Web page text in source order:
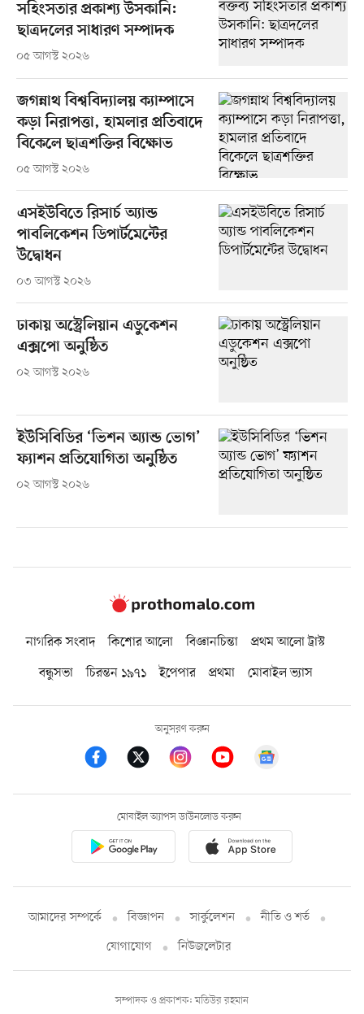
সহিংসতার প্রকাশ্য উসকানি:
ছাত্রদলের সাধারণ সম্পাদক
০৫ আগস্ট ২০২৬
জগন্নাথ বিশ্ববিদ্যালয় ক্যাম্পাসে
কড়া নিরাপত্তা, হামলার প্রতিবাদে
বিকেলে ছাত্রশক্তির বিক্ষোভ
০৫ আগস্ট ২০২৬
এসইউবিতে রিসার্চ অ্যান্ড
পাবলিকেশন ডিপার্টমেন্টের
উদ্বোধন
০৩ আগস্ট ২০২৬
ঢাকায় অস্ট্রেলিয়ান এডুকেশন
এক্সপো অনুষ্ঠিত
০২ আগস্ট ২০২৬
ইউসিবিডির ‘ভিশন অ্যান্ড ভোগ’
ফ্যাশন প্রতিযোগিতা অনুষ্ঠিত
০২ আগস্ট ২০২৬
নাগরিক সংবাদ কিশোর আলো বিজ্ঞানচিন্তা
প্রথম আলো ট্রাস্ট
বন্ধুসভা
চিরন্তন ১৯৭১ ইপেপার প্রথমা মোবাইল ভ্যাস
অনুসরণ করুন
মোবাইল অ্যাপস ডাউনলোড করুন
আমাদের সম্পর্কে বিজ্ঞাপন সার্কুলেশন
নীতি ও শর্ত
যোগাযোগ
নিউজলেটার
সম্পাদক ও প্রকাশক: মতিউর রহমান